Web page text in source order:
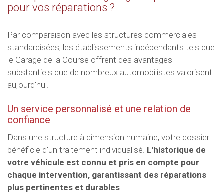
pour vos réparations ?
Par comparaison avec les structures commerciales
standardisées, les établissements indépendants tels que
le Garage de la Course offrent des avantages
substantiels que de nombreux automobilistes valorisent
aujourd'hui.
Un service personnalisé et une relation de
confiance
Dans une structure à dimension humaine, votre dossier
bénéficie d'un traitement individualisé. L'historique de
votre véhicule est connu et pris en compte pour
chaque intervention, garantissant des réparations
plus pertinentes et durables.